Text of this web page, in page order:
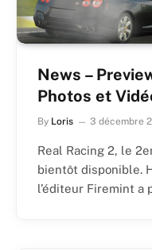
News –
Photos et
By Loris 3 décembre
Real Racing 2, le
bientôt disponible.
l’éditeur Firemint a